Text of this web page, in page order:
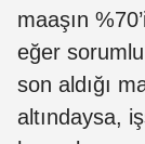
maaşın
eğer
son aldığı
altındaysa,